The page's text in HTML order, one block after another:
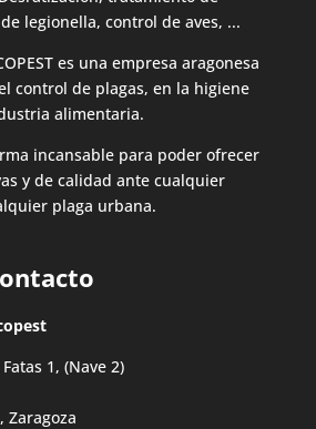
legionella, control de aves, ...
es una empresa aragonesa
control de plagas, en la higiene
alimentaria.
incansable para poder ofrecer
y de calidad ante cualquier
plaga urbana.
1, (Nave 2)
Zaragoza